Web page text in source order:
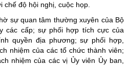
chế độ hội nghị, cuộc họp.
sự quan tâm thường xuyên của Bộ
các cấp; sự phối hợp tích cực của
quyền địa phương; sự phối hợp,
nhiệm của các tổ chức thành viên;
nhiệm của các vị Ủy viên Ủy ban,